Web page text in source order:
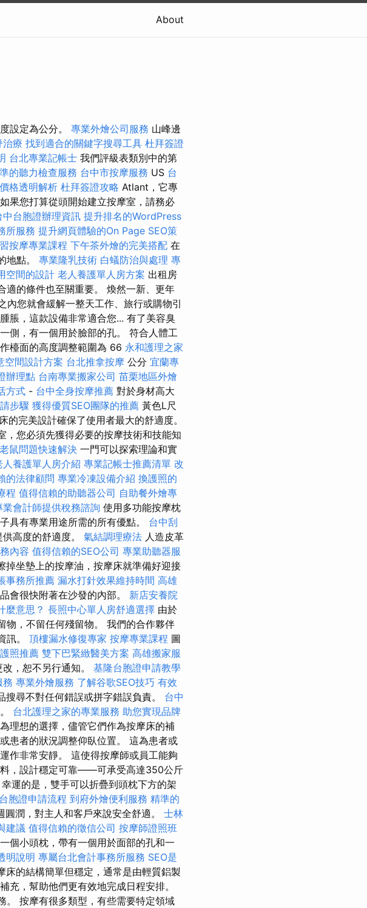
About
設定為公分。 專業外燴公司服務 山峰邊
治療 找到適合的關鍵字搜尋工具 杜拜簽證
台北專業記帳士 我們評級表類別中的第
的聽力檢查服務 台中市按摩服務 US 台
格透明解析 杜拜簽證攻略 Atlant，它專
果您打算從頭開始建立按摩室，請務必
中台胞證辦理資訊 提升排名的WordPress
所服務 提升網頁體驗的On Page SEO策
按摩專業課程 下午茶外燴的完美搭配 在
地點。 專業隆乳技術 白蟻防治與處理 專
空間的設計 老人養護單人房方案 出租房
適的條件也至關重要。 煥然一新、更年
內您就會緩解一整天工作、旅行或購物引
脹，這款設備非常適合您... 有了美容臭
側，有一個用於臉部的孔。 符合人體工
檯面的高度調整範圍為 66 永和護理之家
空間設計方案 台北推拿按摩 公分 宜蘭專
辦理點 台南專業搬家公司 苗栗地區外燴
方式 - 台中全身按摩推薦 對於身材高大
步驟 獲得優質SEO團隊的推薦 黃色L尺
的完美設計確保了使用者最大的舒適度。
，您必須先獲得必要的按摩技術和技能知
老鼠問題快速解決 一門可以探索理論和實
人養護單人房介紹 專業記帳士推薦清單 改
的法律顧問 專業冷凍設備介紹 換護照的
程 值得信賴的助聽器公司 自助餐外燴專
業會計師提供稅務諮詢 使用多功能按摩枕
具有專業用途所需的所有優點。 台中刮
高度的舒適度。 氣結調理療法 人造皮革
內容 值得信賴的SEO公司 專業助聽器服
掉坐墊上的按摩油，按摩床就準備好迎接
事務所推薦 漏水打針效果維持時間 高雄
會很快附著在沙發的內部。 新店安養院
麼意思？ 長照中心單人房舒適選擇 由於
物，不留任何殘留物。 我們的合作夥伴
訊。 頂樓漏水修復專家 按摩專業課程 圖
照推薦 雙下巴緊緻醫美方案 高雄搬家服
，恕不另行通知。 基隆台胞證申請教學
務 專業外燴服務 了解谷歌SEO技巧 有效
搜尋不對任何錯誤或拼字錯誤負責。 台中
台北護理之家的專業服務 助您實現品牌
理想的選擇，儘管它們作為按摩床的補
患者的狀況調整仰臥位置。 這為患者或
作非常安靜。 這使得按摩師或員工能夠
料，設計穩定可靠——可承受高達350公斤
運的是，雙手可以折疊到頭枕下方的架
胞證申請流程 到府外燴便利服務 精準的
潤，對主人和客戶來說安全舒適。 士林
建議 值得信賴的徵信公司 按摩師證照班
個小頭枕，帶有一個用於面部的孔和一
明說明 專屬台北會計事務所服務 SEO是
床的結構簡單但穩定，通常是由輕質鋁製
充，幫助他們更有效地完成日程安排。
。 按摩有很多類型，有些需要特定領域